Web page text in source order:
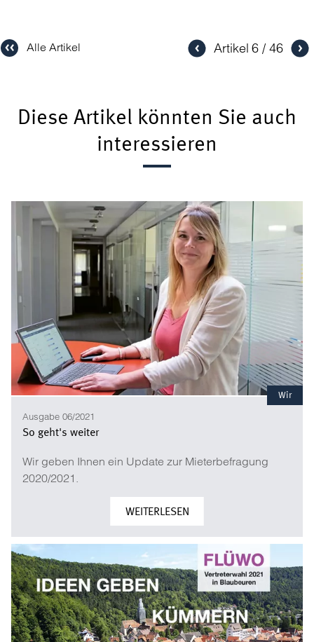
Alle Artikel Artikel 6 46
Diese Artikel könnten Sie auch
interessieren
Wir
Ausgabe 06/2021
So geht's weiter
Wir geben Ihnen ein Update zur Mieterbefragung
2020/2021.
WEITERLESEN